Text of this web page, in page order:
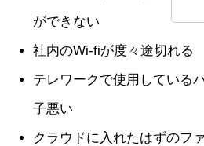
ができない
社内のWi-fiが度々途切れる
テレワークで使用している
子悪い
クラウドに入れたはずのフ